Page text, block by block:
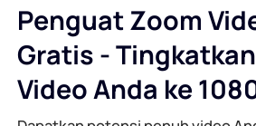
Penguat Zoom
Gratis -
Video Anda ke